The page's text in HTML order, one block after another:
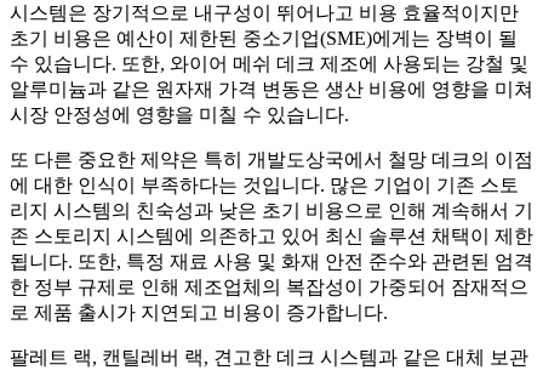
시스템은 장기적으로 내구성이 뛰어나고 비용 효율적이지만
초기 비용은 예산이 제한된 중소기업(SME)에게는 장벽이 될
수 있습니다. 또한, 와이어 메쉬 데크 제조에 사용되는 강철 및
알루미늄과 같은 원자재 가격 변동은 생산 비용에 영향을 미쳐
시장 안정성에 영향을 미칠 수 있습니다.
또 다른 중요한 제약은 특히 개발도상국에서 철망 데크의 이점
에 대한 인식이 부족하다는 것입니다. 많은 기업이 기존 스토
리지 시스템의 친숙성과 낮은 초기 비용으로 인해 계속해서 기
존 스토리지 시스템에 의존하고 있어 최신 솔루션 채택이 제한
됩니다. 또한, 특정 재료 사용 및 화재 안전 준수와 관련된 엄격
한 정부 규제로 인해 제조업체의 복잡성이 가중되어 잠재적으
로 제품 출시가 지연되고 비용이 증가합니다.
팔레트 랙, 캔틸레버 랙, 견고한 데크 시스템과 같은 대체 보관